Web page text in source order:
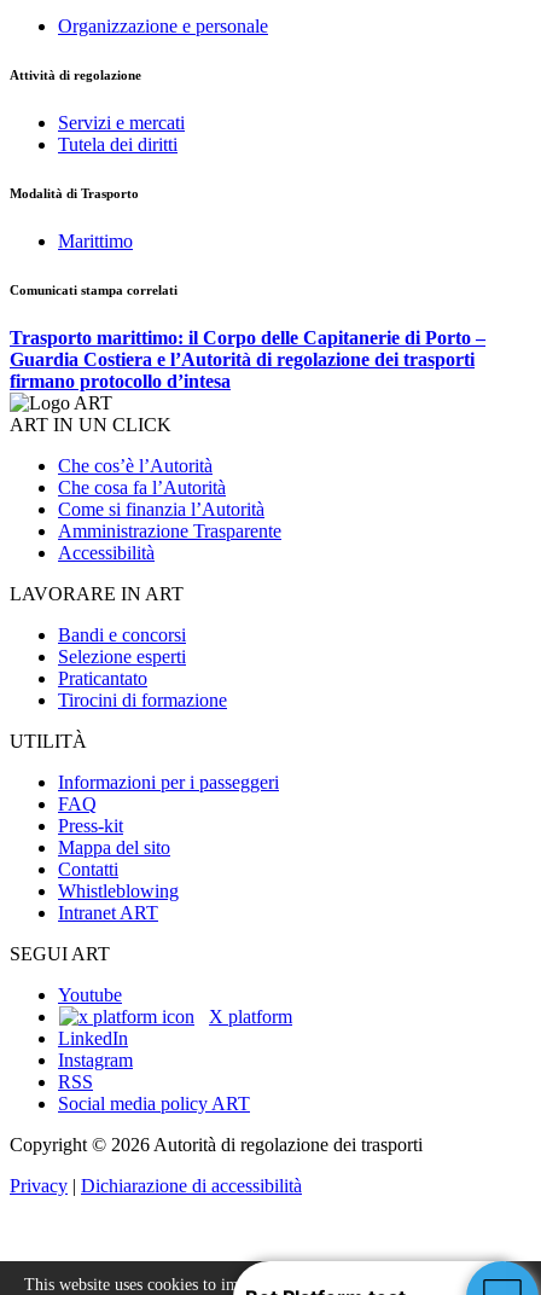
Organizzazione e personale
Attività di regolazione
Servizi e mercati
Tutela dei diritti
Modalità di Trasporto
Marittimo
Comunicati stampa correlati
Trasporto marittimo: il Corpo delle Capitanerie di Porto –
Guardia Costiera e l’Autorità di regolazione dei trasporti
firmano protocollo d’intesa
ART IN UN CLICK
Che cos’è l’Autorità
Che cosa fa l’Autorità
Come si finanzia l’Autorità
Amministrazione Trasparente
Accessibilità
LAVORARE IN ART
Bandi e concorsi
Selezione esperti
Praticantato
Tirocini di formazione
UTILITÀ
Informazioni per i passeggeri
FAQ
Press-kit
Mappa del sito
Contatti
Whistleblowing
Intranet ART
SEGUI ART
Youtube
X platform
LinkedIn
Instagram
RSS
Social media policy ART
Copyright © 2026 Autorità di regolazione dei trasporti
Privacy | Dichiarazione di accessibilità
This website uses cookies to improve your experience.